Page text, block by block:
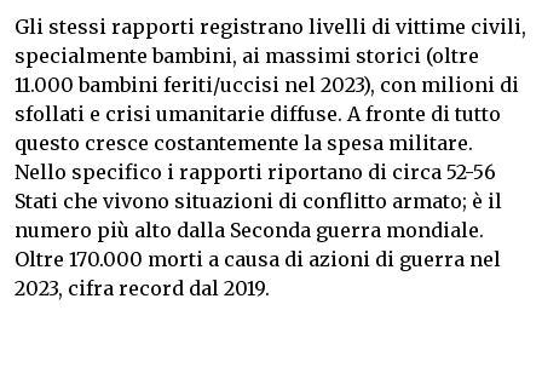
Gli stessi rapporti registrano livelli di vittime civili,
specialmente bambini, ai massimi storici (oltre
11.000 bambini feriti/uccisi nel 2023), con milioni di
sfollati e crisi umanitarie diffuse. A fronte di tutto
questo cresce costantemente la spesa militare.
Nello specifico i rapporti riportano di circa 52-56
Stati che vivono situazioni di conflitto armato; è il
numero più alto dalla Seconda guerra mondiale.
Oltre 170.000 morti a causa di azioni di guerra nel
2023, cifra record dal 2019.